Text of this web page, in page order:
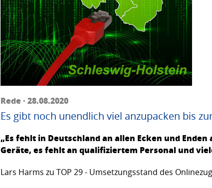
Rede · 28.08.2020
Es gibt noch unendlich viel anzupacken bis
„Es fehlt in Deutschland an allen Ecken und
Geräte, es fehlt an qualifiziertem Personal und
Lars Harms zu TOP 29 - Umsetzungsstand des